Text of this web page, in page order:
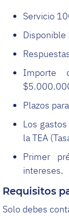
Servicio
Importe
Plazos
Los
la TEA
Primer
intereses.
Requisitos
Solo debes